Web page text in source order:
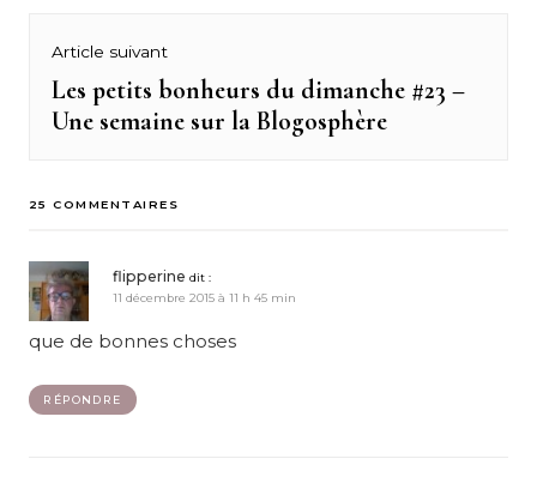
Article suivant
Next
post:
Les petits bonheurs du dimanche #23 –
Une semaine sur la Blogosphère
25 COMMENTAIRES
flipperine dit :
11 décembre 2015 à 11 h 45 min
que de bonnes choses
RÉPONDRE